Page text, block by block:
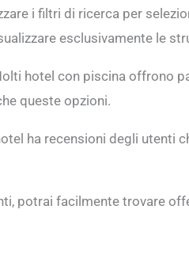
i filtri di ricerca per
esclusivamente le
hotel con piscina offrono
queste opzioni.
ha recensioni degli utenti
potrai facilmente trovare